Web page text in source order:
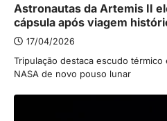
Astronautas da Artemis II
cápsula após viagem
17/04/2026
Tripulação destaca escudo
NASA de novo pouso lunar